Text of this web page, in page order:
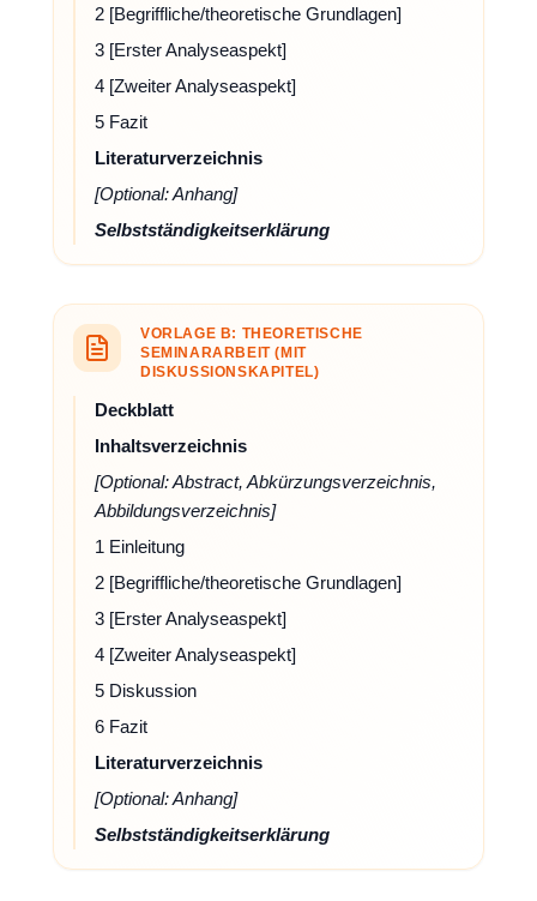
2 [Begriffliche/theoretische Grundlagen]
3 [Erster Analyseaspekt]
4 [Zweiter Analyseaspekt]
5 Fazit
Literaturverzeichnis
[Optional: Anhang]
Selbstständigkeitserklärung
VORLAGE B: THEORETISCHE
SEMINARARBEIT (MIT
DISKUSSIONSKAPITEL)
Deckblatt
Inhaltsverzeichnis
[Optional: Abstract, Abkürzungsverzeichnis,
Abbildungsverzeichnis]
1 Einleitung
2 [Begriffliche/theoretische Grundlagen]
3 [Erster Analyseaspekt]
4 [Zweiter Analyseaspekt]
5 Diskussion
6 Fazit
Literaturverzeichnis
[Optional: Anhang]
Selbstständigkeitserklärung